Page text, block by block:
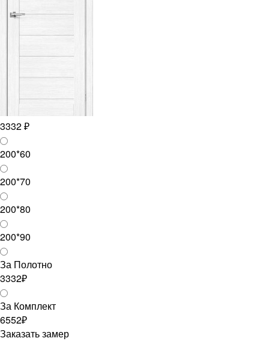
3332 ₽
200*60
200*70
200*80
200*90
За Полотно
3332₽
За Комплект
6552₽
Заказать замер